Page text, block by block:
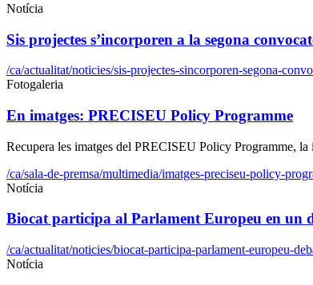
Notícia
Sis projectes s’incorporen a la segona
/ca/actualitat/noticies/sis-projectes-sincorporen-segona-
Fotogaleria
En imatges: PRECISEU Policy Programme
Recupera les imatges del PRECISEU Policy Programme, la
/ca/sala-de-premsa/multimedia/imatges-preciseu-policy-
Notícia
Biocat participa al Parlament Europeu en un
/ca/actualitat/noticies/biocat-participa-parlament-europeu-
Notícia